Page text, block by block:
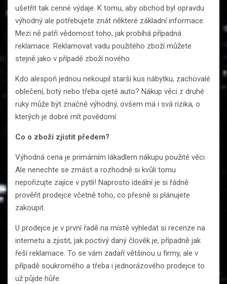
ušetřit tak cenné výdaje. K tomu, aby obchod byl opravdu
výhodný ale potřebujete znát některé základní informace.
Mezi ně patří vědomost toho, jak probíhá případná
reklamace. Reklamovat vadu použitého zboží můžete
stejně jako v případě zboží nového.
Kdo alespoň jednou nekoupil starší kus nábytku, zachovalé
oblečení, boty nebo třeba ojeté auto? Nákup věci z druhé
ruky může být značně výhodný, ovšem má i svá rizika, o
kterých je dobré mít povědomí.
Co o zboží zjistit předem?
Výhodná cena je primárním lákadlem nákupu použité věci.
Ale nenechte se zmást a rozhodně si kvůli tomu
nepořizujte zajíce v pytli! Naprosto ideální je si řádně
prověřit prodejce včetně toho, co přesně si plánujete
zakoupit.
U prodejce je v první řadě na místě vyhledat si recenze na
internetu a zjistit, jak poctivý daný člověk je, případně jak
řeší reklamace. To se vám zadaří většinou u firmy, ale v
případě soukromého a třeba i jednorázového prodejce to
už půjde hůře.